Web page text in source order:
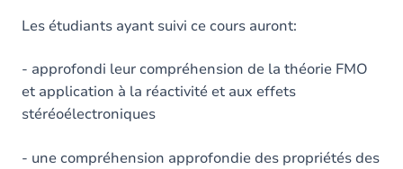
Contenu
Table des matières
Exercices
Les étudiants ayant suivi ce cours auront:
- approfondi leur compréhension de la théorie FMO
et application à la réactivité et aux effets
stéréoélectroniques
- une compréhension approfondie des propriétés des